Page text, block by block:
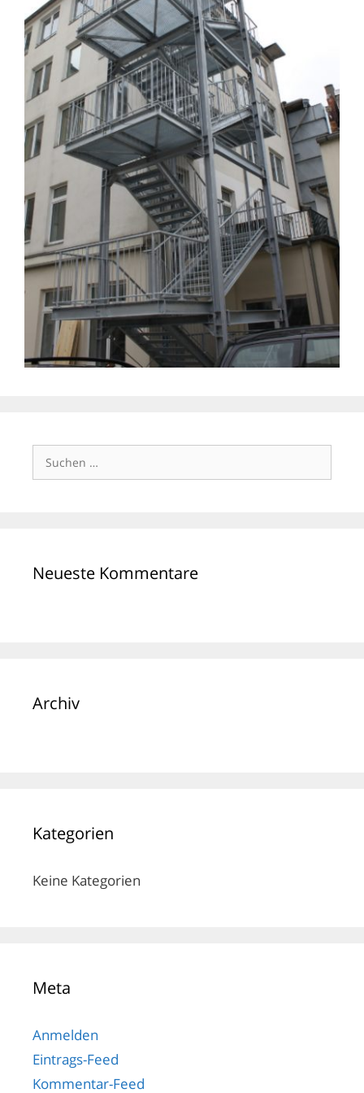
Suchen
nach:
Neueste Kommentare
Archiv
Kategorien
Keine Kategorien
Meta
Anmelden
Eintrags-Feed
Kommentar-Feed